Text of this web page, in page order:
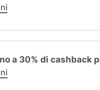
a 30% di cashback